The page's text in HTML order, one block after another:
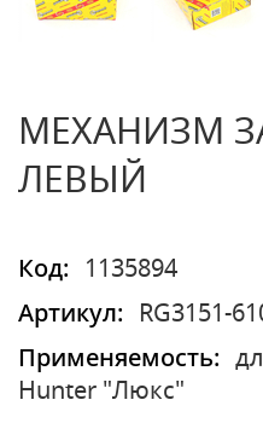
МЕХАНИЗМ
ЛЕВЫЙ
Код:
1135894
Артикул:
RG3151-
Применяемость:
Hunter "Люкс"